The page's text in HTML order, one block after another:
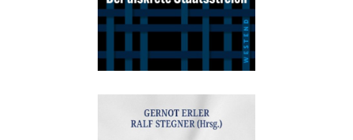
eBook: 25,99 €